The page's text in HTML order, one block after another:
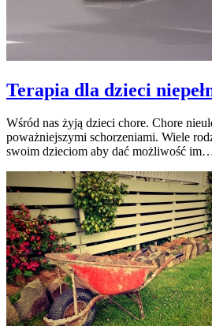
Terapia dla dzieci
Wśród nas żyją dzieci chore. Chore
poważniejszymi schorzeniami. Wiele
swoim dzieciom aby dać możliwość